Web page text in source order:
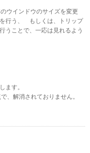
ウインドウのサイズを変更
行う、 もしくは、トリップ
うことで、一応は見れるよう
ます。
、解消されておりません。